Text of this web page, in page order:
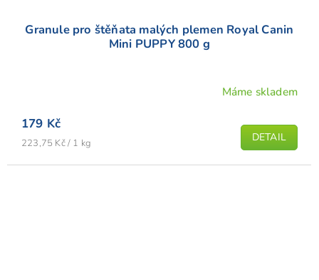
Granule pro štěňata malých plemen Royal Canin
Mini PUPPY 800 g
produktu
je
Máme skladem
179 Kč
Měrná
223,75 Kč / 1 kg DETAIL